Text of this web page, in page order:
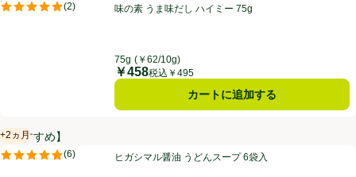
PR
PR
味の素 うま味だし ハイミー 75g
(2)
評価は2件のレビューで5点中5.0点。味の素 うま味だし ハイミー 75g
75g (￥62/10g)
価格
￥458税込￥495
カートに追加する
【おすすめ】
ヒガシマル醤油 うどんスープ 6袋入
+2ヵ月
賞味・消費期限保証：2ヵ月
(6)
評価は6件のレビューで5点中4.8点。ヒガシマル醤油 うどんスープ 6袋入